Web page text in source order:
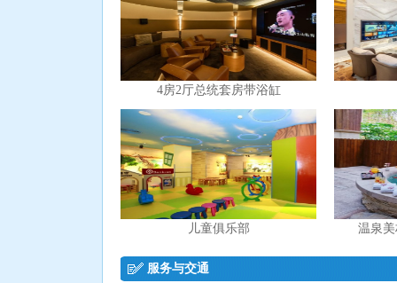
4房2厅总统套房带浴缸
儿童俱乐部 温泉
服务与交通